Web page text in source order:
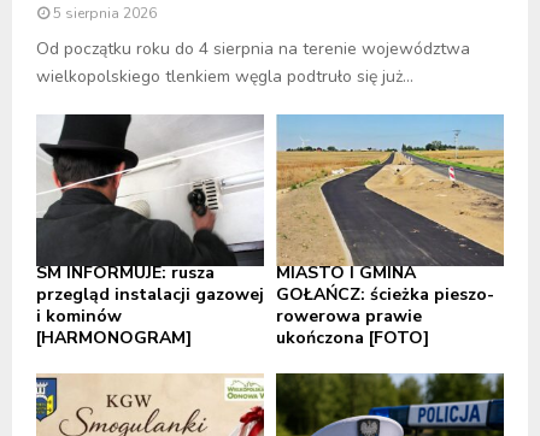
5 sierpnia 2026
Od początku roku do 4 sierpnia na terenie województwa
wielkopolskiego tlenkiem węgla podtruło się już...
SM INFORMUJE: rusza
przegląd instalacji gazowej
i kominów
[HARMONOGRAM]
MIASTO I GMINA
GOŁAŃCZ: ścieżka pieszo-
rowerowa prawie
ukończona [FOTO]